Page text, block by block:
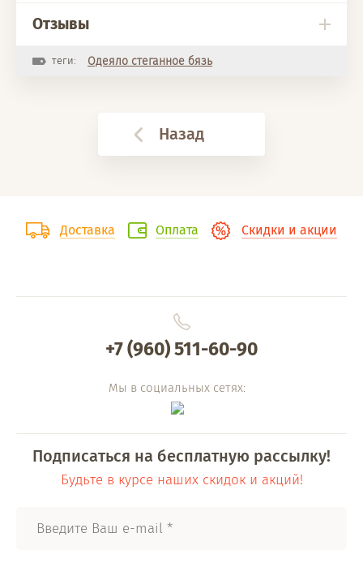
Отзывы
теги: Одеяло стеганное бязь
Назад
Доставка Оплата Скидки и акции
+7 (960) 511-60-90
Мы в социальных сетях:
Подписаться на бесплатную рассылку!
Будьте в курсе наших скидок и акций!